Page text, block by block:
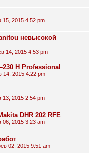
15, 2015 4:52 pm
невысокой
14, 2015 4:53 pm
230 H Professional
14, 2015 4:22 pm
13, 2015 2:54 pm
DHR 202 RFE
06, 2015 3:23 am
02, 2015 9:51 am